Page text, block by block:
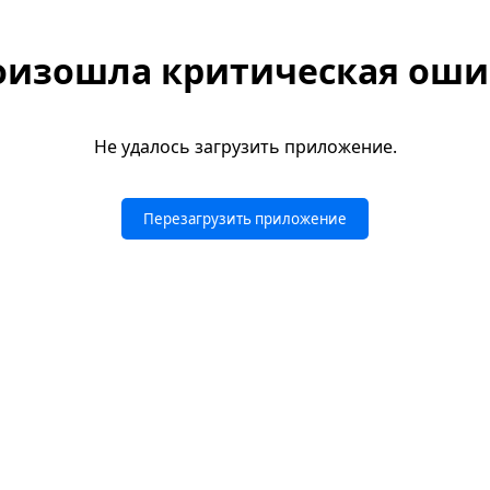
критическая
Не удалось загрузить приложение.
Перезагрузить приложение